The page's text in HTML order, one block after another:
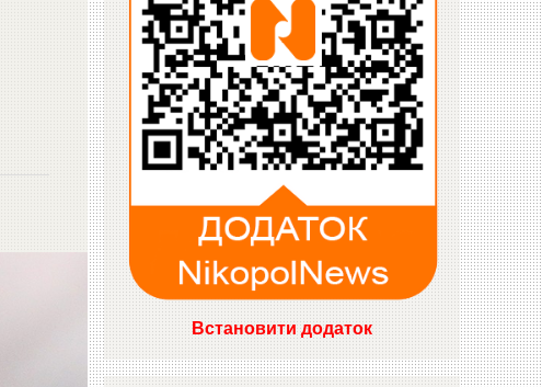
Встановити додаток